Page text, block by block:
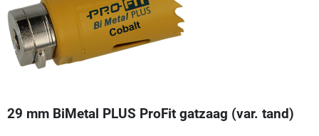
29 mm BiMetal PLUS ProFit gatzaag (var. tand)